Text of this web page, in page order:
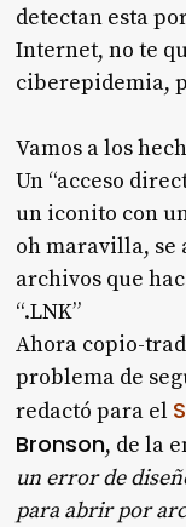
detectan esta
Internet, no te
ciberepidemia,
Vamos a los
Un “acceso
un iconito con
oh maravilla, se
archivos que
“.LNK”
Ahora copio-
problema de
redactó para el
Bronson, de la
un error de
para abrir por